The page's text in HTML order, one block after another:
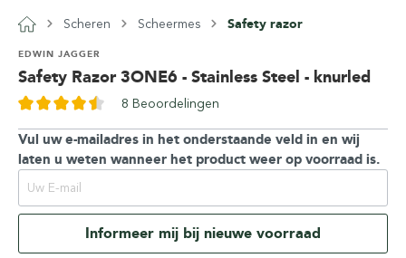
Scheren Scheermes Safety razor
Safety Razor 3ONE6 - Stainless Steel - knurled
EDWIN JAGGER
8 Beoordelingen
Vul uw e-mailadres in het onderstaande veld in en wij
laten u weten wanneer het product weer op voorraad is.
Informeer mij bij nieuwe voorraad